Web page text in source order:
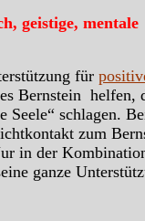
geistige, mentale
für
Bernstein helfen,
Seele“ schlagen.
zum
in der
ganze